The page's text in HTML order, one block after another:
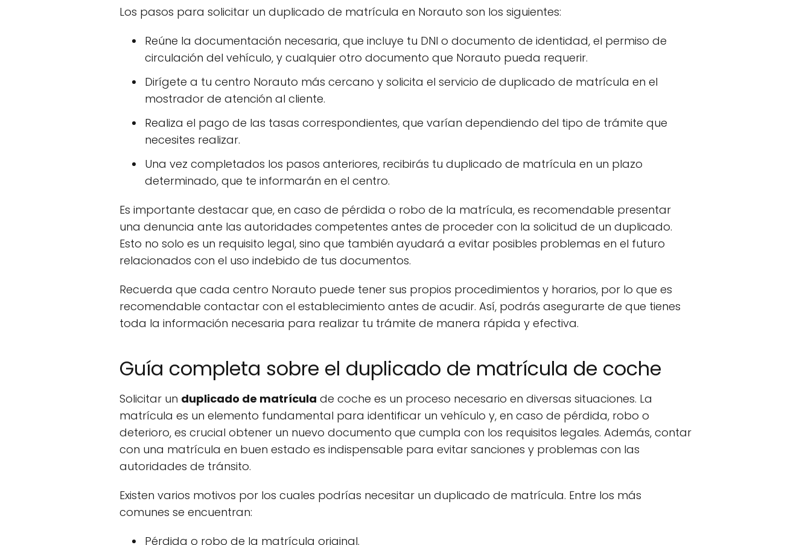
Los pasos para solicitar un duplicado de matrícula en Norauto son los siguientes:
Reúne la documentación necesaria, que incluye tu DNI o documento de identidad, el permiso de
circulación del vehículo, y cualquier otro documento que Norauto pueda requerir.
Dirígete a tu centro Norauto más cercano y solicita el servicio de duplicado de matrícula en el
mostrador de atención al cliente.
Realiza el pago de las tasas correspondientes, que varían dependiendo del tipo de trámite que
necesites realizar.
Una vez completados los pasos anteriores, recibirás tu duplicado de matrícula en un plazo
determinado, que te informarán en el centro.
Es importante destacar que, en caso de pérdida o robo de la matrícula, es recomendable presentar
una denuncia ante las autoridades competentes antes de proceder con la solicitud de un duplicado.
Esto no solo es un requisito legal, sino que también ayudará a evitar posibles problemas en el futuro
relacionados con el uso indebido de tus documentos.
Recuerda que cada centro Norauto puede tener sus propios procedimientos y horarios, por lo que es
recomendable contactar con el establecimiento antes de acudir. Así, podrás asegurarte de que tienes
toda la información necesaria para realizar tu trámite de manera rápida y efectiva.
Guía completa sobre el duplicado de matrícula de coche
Solicitar un duplicado de matrícula de coche es un proceso necesario en diversas situaciones. La
matrícula es un elemento fundamental para identificar un vehículo y, en caso de pérdida, robo o
deterioro, es crucial obtener un nuevo documento que cumpla con los requisitos legales. Además, contar
con una matrícula en buen estado es indispensable para evitar sanciones y problemas con las
autoridades de tránsito.
Existen varios motivos por los cuales podrías necesitar un duplicado de matrícula. Entre los más
comunes se encuentran:
Pérdida o robo de la matrícula original.